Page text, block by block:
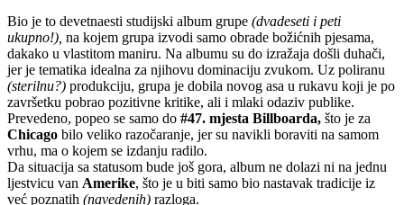
Bio je to devetnaesti studijski album grupe (dvadeseti i peti
ukupno!), na kojem grupa izvodi samo obrade božićnih pjesama,
dakako u vlastitom maniru. Na albumu su do izražaja došli duhači,
jer je tematika idealna za njihovu dominaciju zvukom. Uz poliranu
(sterilnu?) produkciju, grupa je dobila novog asa u rukavu koji je po
završetku pobrao pozitivne kritike, ali i mlaki odaziv publike.
Prevedeno, popeo se samo do #47. mjesta Billboarda, što je za
Chicago bilo veliko razočaranje, jer su navikli boraviti na samom
vrhu, ma o kojem se izdanju radilo.
Da situacija sa statusom bude još gora, album ne dolazi ni na jednu
ljestvicu van Amerike, što je u biti samo bio nastavak tradicije iz
već poznatih (navedenih) razloga.